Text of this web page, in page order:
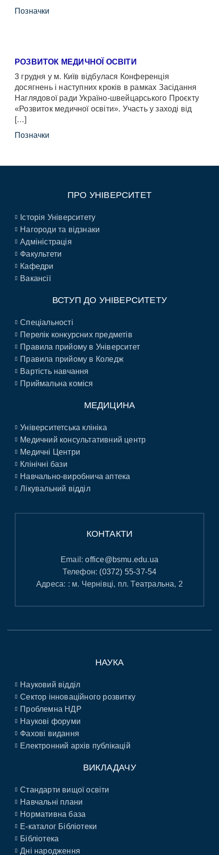
Позначки
РОЗВИТОК МЕДИЧНОЇ ОСВІТИ
3 грудня у м. Київ відбулася Конференція
досягнень і наступних кроків в рамках Засідання
Наглядової ради Україно-швейцарського Проєкту
«Розвиток медичної освіти». Участь у заході від
[…]
Позначки
ПРО УНІВЕРСИТЕТ
Історія Університету
Нагороди та відзнаки
Адміністрація
Факультети
Кафедри
Вакансії
ВСТУП ДО УНІВЕРСИТЕТУ
Спеціальності
Перелік конкурсних предметів
Правила прийому в Університет
Правила прийому в Коледж
Вартість навчання
Приймальна коміся
МЕДИЦИНА
Університетська клініка
Медичний консультативний центр
Медичні Центри
Клінічні бази
Навчально-виробнича аптека
Лікувальний відділ
КОНТАКТИ
Email:office@bsmu.edu.ua
Телефон: (0372) 55-37-54
Адреса: : м. Чернівці, пл. Театральна, 2
НАУКА
Науковий відділ
Сектор інноваційного розвитку
Проблемна НДР
Наукові форуми
Фахові видання
Електронний архів публікацій
ВИКЛАДАЧУ
Стандарти вищої освіти
Навчальні плани
Нормативна база
E-каталог Бібліотеки
Бібліотека
Дні народження